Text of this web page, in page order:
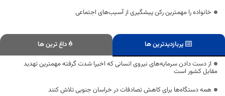
خانواده را مهمترین رکن پیشگیری از آسیب‌های اجتماعی
پربازدیدترین ها
داغ ترین ها
از دست دادن سرمایه‌های نیروی انسانی که اخیرا شدت گرفته مهمترین تهدید
مقابل کشور است
همه دستگاه‌ها برای کاهش تصادفات در خراسان جنوبی تلاش کنند